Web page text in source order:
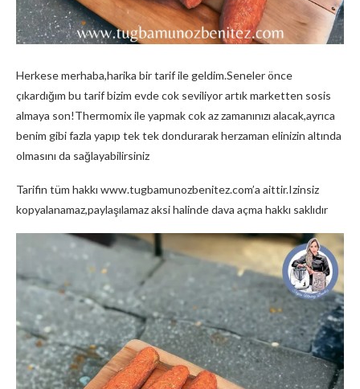
Herkese merhaba,harika bir tarif ile geldim.Seneler önce
çıkardığım bu tarif bizim evde cok seviliyor artık marketten sosis
almaya son!Thermomix ile yapmak cok az zamanınızı alacak,ayrıca
benim gibi fazla yapıp tek tek dondurarak herzaman elinizin altında
olmasını da sağlayabilirsiniz
Tarifin tüm hakkı www.tugbamunozbenitez.com’a aittir.Izinsiz
kopyalanamaz,paylaşılamaz aksi halinde dava açma hakkı saklıdır